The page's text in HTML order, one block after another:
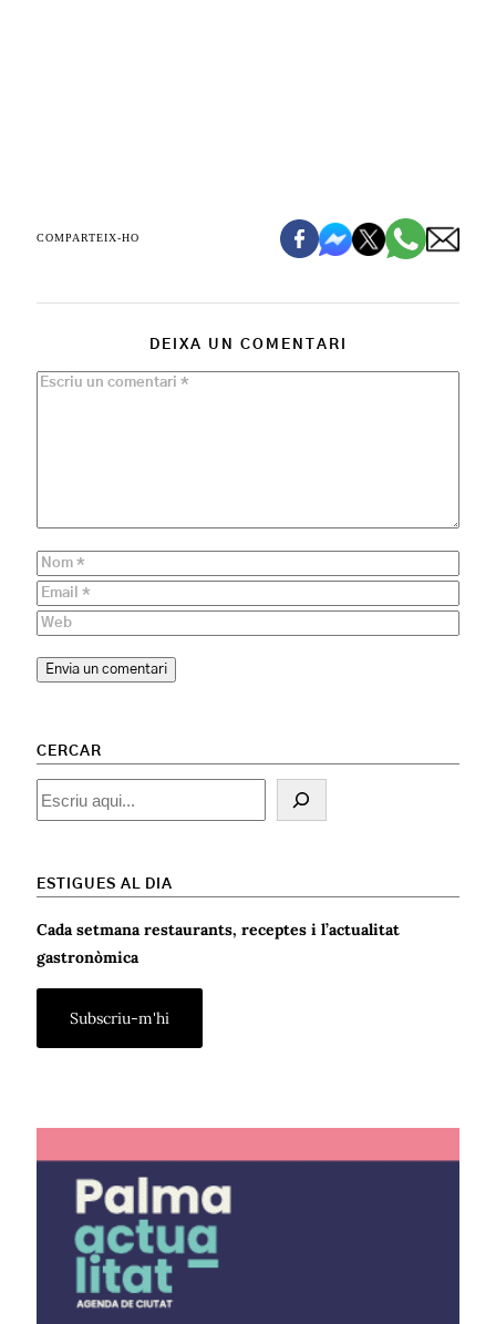
COMPARTEIX-HO
DEIXA UN COMENTARI
CERCAR
Cercar
ESTIGUES AL DIA
Cada setmana restaurants, receptes i l’actualitat
gastronòmica